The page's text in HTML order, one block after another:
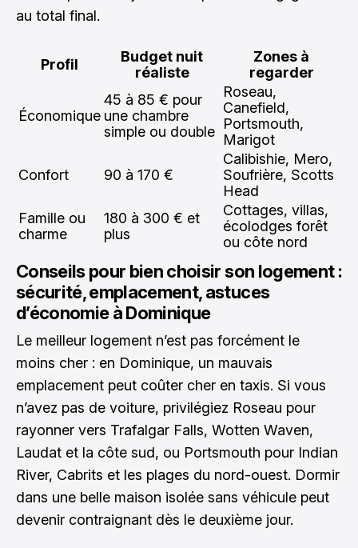
au total final.
Profil
Budget nuit
réaliste
Zones à
regarder
Économique
45 à 85 € pour
une chambre
simple ou double
Roseau,
Canefield,
Portsmouth,
Marigot
Confort 90 à 170 €
Calibishie, Mero,
Soufrière, Scotts
Head
Famille ou
charme
180 à 300 € et
plus
Cottages, villas,
écolodges forêt
ou côte nord
Conseils pour bien choisir son logement :
sécurité, emplacement, astuces
d’économie à Dominique
Le meilleur logement n’est pas forcément le
moins cher : en Dominique, un mauvais
emplacement peut coûter cher en taxis. Si vous
n’avez pas de voiture, privilégiez Roseau pour
rayonner vers Trafalgar Falls, Wotten Waven,
Laudat et la côte sud, ou Portsmouth pour Indian
River, Cabrits et les plages du nord-ouest. Dormir
dans une belle maison isolée sans véhicule peut
devenir contraignant dès le deuxième jour.